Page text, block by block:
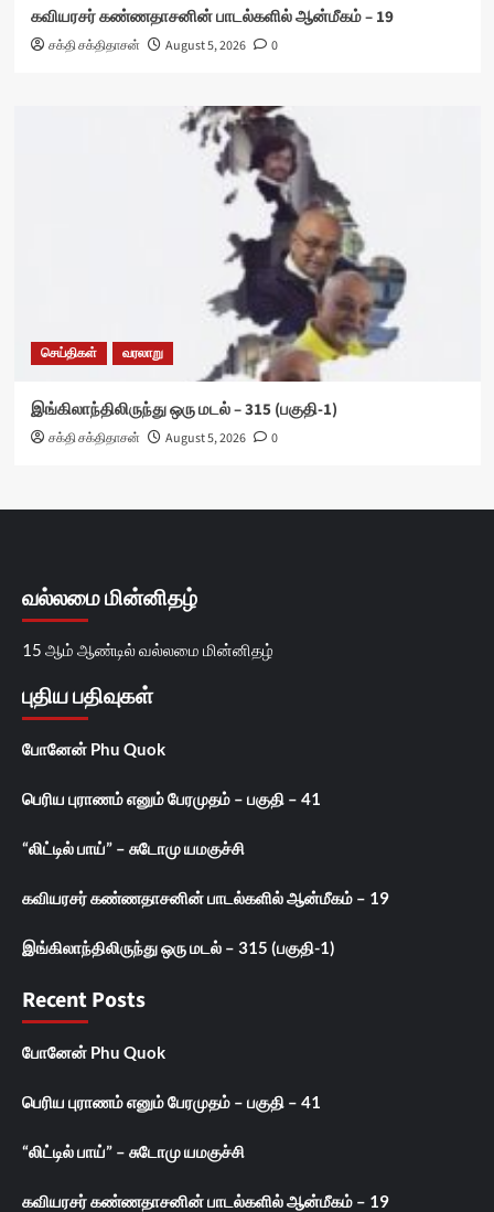
கவியரசர் கண்ணதாசனின் பாடல்களில் ஆன்மீகம் – 19
சக்தி சக்திதாசன் August 5, 2026 0
செய்திகள் வரலாறு
இங்கிலாந்திலிருந்து ஒரு மடல் – 315 (பகுதி-1)
சக்தி சக்திதாசன் August 5, 2026 0
வல்லமை மின்னிதழ்
15 ஆம் ஆண்டில் வல்லமை மின்னிதழ்
புதிய பதிவுகள்
போனேன் Phu Quok
பெரிய புராணம் எனும் பேரமுதம் – பகுதி – 41
“லிட்டில் பாய்” – சுடோமு யமகுச்சி
கவியரசர் கண்ணதாசனின் பாடல்களில் ஆன்மீகம் – 19
இங்கிலாந்திலிருந்து ஒரு மடல் – 315 (பகுதி-1)
Recent Posts
போனேன் Phu Quok
பெரிய புராணம் எனும் பேரமுதம் – பகுதி – 41
“லிட்டில் பாய்” – சுடோமு யமகுச்சி
கவியரசர் கண்ணதாசனின் பாடல்களில் ஆன்மீகம் – 19